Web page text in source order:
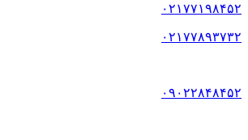
۰۲۱۷۷۱۹۸۴۵۲
۰۲۱۷۷۸۹۳۷۳۲
۰۹۰۲۲۸۴۸۴۵۲